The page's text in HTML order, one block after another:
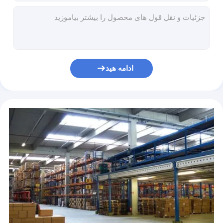
کيل فولادي سبک
بوش سیلندر هیدرولیک EC460B، بوش آستین برنجی برای بیل مکانیکی EC240B
فشار دهنده سوپاپ هیدرولیک PC-6 فولاد آلیاژی برای جوی استیک دسته بیل مکانیکی
فشار دهنده اهرمی جوی استیک مونتاژ شیر کنترل آهنی NBR برای بیل مکانیکی SK07-N2
نقره ای هیدرولیک دریچه خلبانی مسی مواد NBR برای بیل مکانیکی
ادامه هید